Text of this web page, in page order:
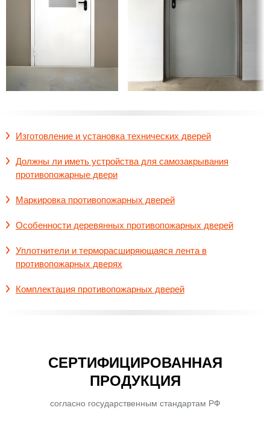
Изготовление и установка технических дверей
Должны ли иметь устройства для самозакрывания
противопожарные двери
Маркировка противопожарных дверей
Особенности деревянных противопожарных дверей
Уплотнители и терморасширяющаяся лента в
противопожарных дверях
Комплектация противопожарных дверей
СЕРТИФИЦИРОВАННАЯ
ПРОДУКЦИЯ
согласно государственным стандартам РФ